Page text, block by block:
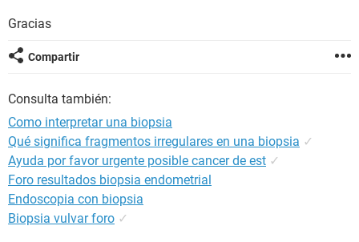
Gracias
Compartir
Consulta también:
Como interpretar una biopsia
Qué significa fragmentos irregulares en una biopsia ✓
Ayuda por favor urgente posible cancer de est ✓
Foro resultados biopsia endometrial
Endoscopia con biopsia
Biopsia vulvar foro ✓